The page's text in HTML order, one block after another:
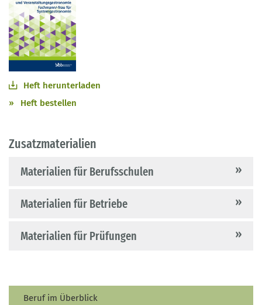
Heft herunterladen
Heft bestellen
Zusatzmaterialien
Materialien für Berufsschulen
Materialien für Betriebe
Materialien für Prüfungen
Beruf im Überblick